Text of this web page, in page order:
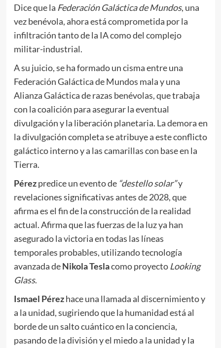
Dice que la Federación Galáctica de Mundos, una
vez benévola, ahora está comprometida por la
infiltración tanto de la IA como del complejo
militar-industrial.
A su juicio, se ha formado un cisma entre una
Federación Galáctica de Mundos mala y una
Alianza Galáctica de razas benévolas, que trabaja
con la coalición para asegurar la eventual
divulgación y la liberación planetaria. La demora en
la divulgación completa se atribuye a este conflicto
galáctico interno y a las camarillas con base en la
Tierra.
Pérezpredice un evento de “destello solar”y
revelaciones significativas antes de 2028, que
afirma es el fin de la construcción de la realidad
actual. Afirma que las fuerzas de la luz ya han
asegurado la victoria en todas las líneas
temporales probables, utilizando tecnología
avanzada deNikola Teslacomo proyecto Looking
Glass.
Ismael Pérezhace una llamada al discernimiento y
a la unidad, sugiriendo que la humanidad está al
borde de un salto cuántico en la conciencia,
pasando de la división y el miedo a la unidad y la